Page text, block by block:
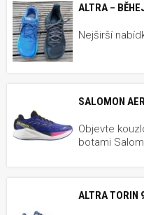
ALTRA –
Nejširší
SALOMON
Objevte
botami
ALTRA TORIN